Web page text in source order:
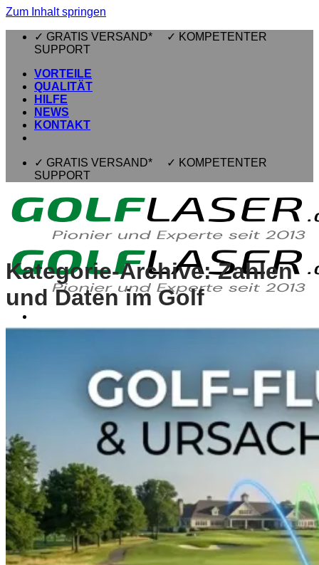
Zum Inhalt springen
✓ GRATIS VERSAND* ✓ KOMPETENTER
SUPPORT
VORTEILE
QUALITÄT
HILFE
NEWS
KONTAKT
✓ GRATIS VERSAND* ✓ KOMPETENTER
SUPPORT
Golfuhr & GPS
Zubehör & Ersatz
Wir über uns
Vorteile
Qualität
Laser-Vergleich
Konzept
#rocketgolf
Spieler
Referenzen
Wir unterstützen
Das ist uns wichtig
FAQ
Kategorie-Archive:Zahlen
und Daten im Golf